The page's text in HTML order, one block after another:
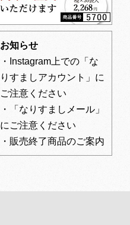
お知らせ
・Instagram上での「な
りすましアカウント」に
ご注意ください
・「なりすましメール」
にご注意ください
・販売終了商品のご案内